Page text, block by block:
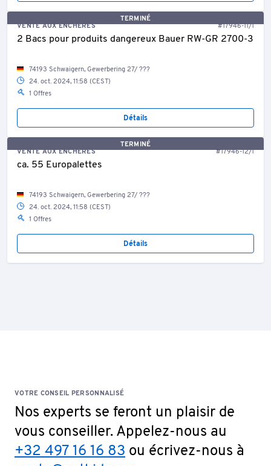
TERMINÉ
VENTE AUX ENCHÈRES
#17946-11/1
2 Bacs pour produits dangereux Bauer RW-GR 2700-3
74193 Schwaigern, Gewerbering 27/ ???
24. oct. 2024, 11:58 (CEST)
1 Offres
Détails
TERMINÉ
VENTE AUX ENCHÈRES
#17946-12/1
ca. 55 Europalettes
74193 Schwaigern, Gewerbering 27/ ???
24. oct. 2024, 11:58 (CEST)
1 Offres
Détails
VOTRE CONSEIL PERSONNALISÉ
Nos experts se feront un plaisir de
vous conseiller. Appelez-nous au
+32 497 16 16 83 ou écrivez-nous à